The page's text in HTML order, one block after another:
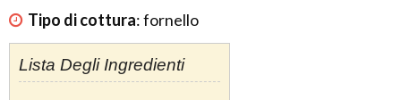
Tipo di cottura:fornello
Lista Degli Ingredienti